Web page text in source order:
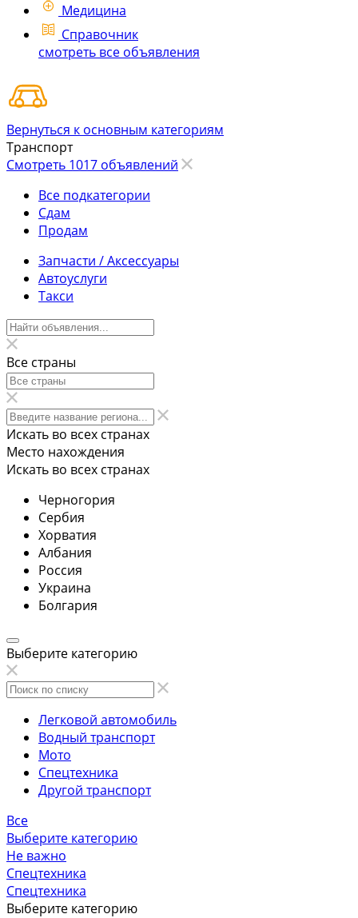
Медицина
Справочник
смотреть все объявления
Вернуться к основным категориям
Транспорт
Смотреть 1017 объявлений
Все подкатегории
Сдам
Продам
Запчасти / Аксессуары
Автоуслуги
Такси
Все страны
Искать во всех странах
Место нахождения
Искать во всех странах
Черногория
Сербия
Хорватия
Албания
Россия
Украина
Болгария
Выберите категорию
Легковой автомобиль
Водный транспорт
Мото
Спецтехника
Другой транспорт
Все
Выберите категорию
Не важно
Спецтехника
Спецтехника
Выберите категорию